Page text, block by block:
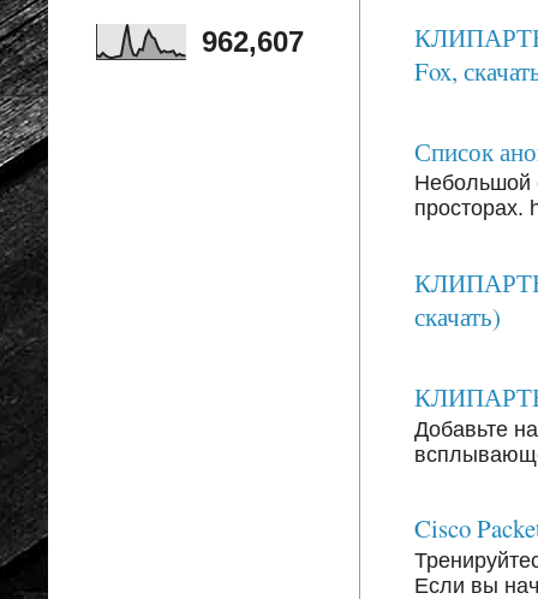
КЛИПАРТЫ:
Fox,
Список
Небольшой
просторах.
скачать)
КЛИПАРТЫ:
Добавьте
Cisco
Если вы
962,607